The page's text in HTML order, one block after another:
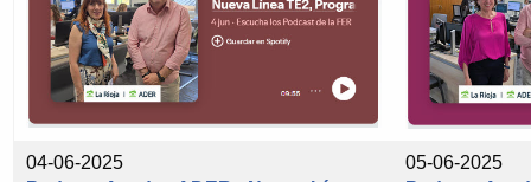
04-06-2025
05-06-2025